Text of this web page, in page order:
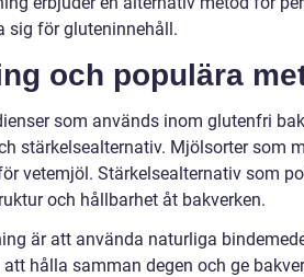
sig för gluteninnehåll.
och populära
som används inom glutenfri
stärkelsealternativ. Mjölsorter som
vetemjöl. Stärkelsealternativ som
och hållbarhet åt bakverken.
är att använda naturliga
hålla samman degen och ge